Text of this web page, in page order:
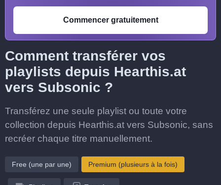
Commencer gratuitement
Comment transférer vos
playlists depuis Hearthis.at
vers Subsonic ?
Transférez une seule playlist ou toute votre
collection depuis Hearthis.at vers Subsonic, sans
recréer chaque titre manuellement.
Free (une par une) Premium (plusieurs à la fois)